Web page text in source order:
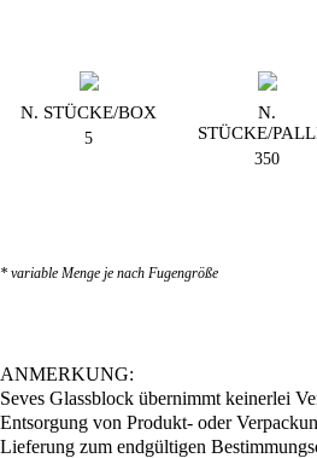
N. STÜCKE/BOX
5
N.
STÜCKE/
350
* variable Menge je nach Fugengröße
ANMERKUNG:
Seves Glassblock übernimmt keinerlei
Entsorgung von Produkt- oder
Lieferung zum endgültigen